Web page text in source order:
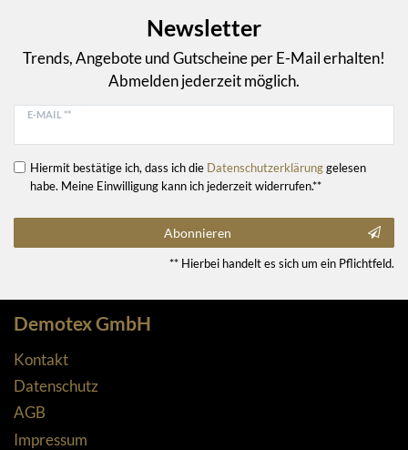
Newsletter
Trends, Angebote und Gutscheine per E-Mail erhalten!
Abmelden jederzeit möglich.
E-MAIL **
Hiermit bestätige ich, dass ich die Daten­schutz­erklärunggelesen
habe. Meine Einwilligung kann ich jederzeit widerrufen.**
Abonnieren
** Hierbei handelt es sich um ein Pflichtfeld.
Demotex GmbH
Kontakt
Datenschutz
AGB
Impressum